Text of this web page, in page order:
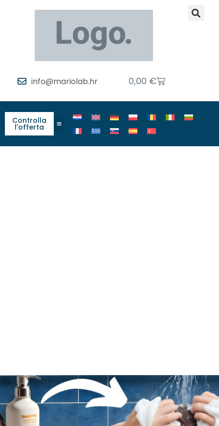
info@mariolab.hr 0,00 €
Controlla
l'offerta